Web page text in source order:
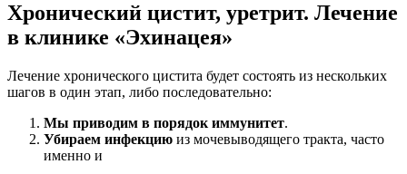
Хронический цистит, уретрит. Лечение
в клинике «Эхинацея»
Лечение хронического цистита будет состоять из нескольких
шагов в один этап, либо последовательно:
Мы приводим в порядок иммунитет.
Убираем инфекцию из мочевыводящего тракта, часто
именно и